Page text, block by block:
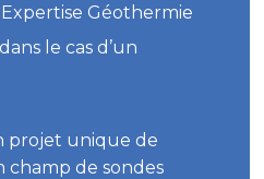
Géothermie
le cas d’un
projet unique de
champ de sondes